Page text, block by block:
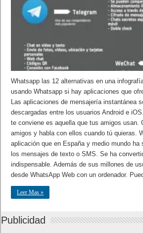
Whatsapp las 12 alternativas en una
usando Whatsapp si hay aplicaciones que
Las aplicaciones de mensajería instantánea
descargadas entre los usuarios Android e
te conviene es aquella que tus amigos usan.
amigos y habla con ellos cuando tú quieras.
aplicación que en España y medio mundo ha
los mensajes de texto o SMS. Se ha
indispensable. Además de sus millones de
desde WhatsApp Web con un ordenador.
Leer Mas »
Publicidad